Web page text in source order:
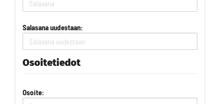
Salasana uudestaan:
Osoitetiedot
Osoite: